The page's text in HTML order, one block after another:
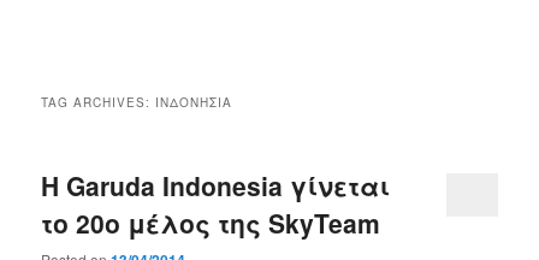
TAG ARCHIVES: ΙΝΔΟΝΗΣΙΑ
H Garuda Indonesia γίνεται
το 20ο μέλος της SkyTeam